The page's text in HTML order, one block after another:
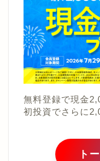
無料登録で現金
初投資でさらに
ト